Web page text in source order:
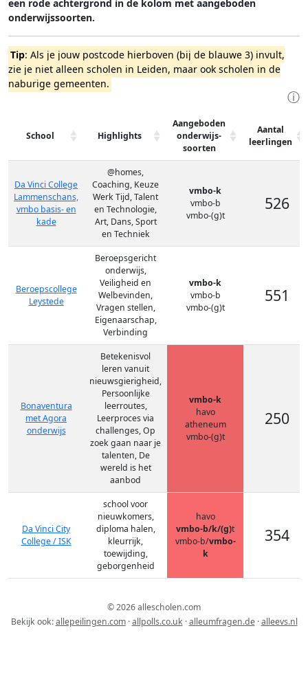
een rode achtergrond in de kolom met aangeboden
onderwijssoorten.
Tip: Als je jouw postcode hierboven (bij de blauwe 3) invult,
zie je niet alleen scholen in Leiden, maar ook scholen in de
naburige gemeenten.
ⓘ
School Highlights
Aangeboden
onderwijs-
soorten
Aantal
leerlingen
Da Vinci College
Lammenschans,
vmbo basis- en
kade
@homes,
Coaching, Keuze
Werk Tijd, Talent
en Technologie,
Art, Dans, Sport
en Techniek
vmbo-k
vmbo-b
vmbo-(g)t
526
Beroepscollege
Leystede
Beroepsgericht
onderwijs,
Veiligheid en
Welbevinden,
Vragen stellen,
Eigenaarschap,
Verbinding
vmbo-k
vmbo-b
vmbo-(g)t
551
Bonaventura
met Agora
onderwijs
Betekenisvol
leren vanuit
nieuwsgierigheid,
Persoonlijke
leerroutes,
Leerproces via
challenges, Op
zoek gaan naar je
talenten, De
wereld is het
aanbod
vmbo-k
havo
atheneum
vmbo-(g)t
250
Da Vinci City
College / ISK
school voor
nieuwkomers,
diploma halen,
kleurrijk,
toewijding,
geborgenheid
havo
vmbo-b/k/(g)t
vmbo-b/vmbo-
k
354
© 2026 allescholen.com
Bekijk ook:allepeilingen.com·allpolls.co.uk ·alleumfragen.de·alleevs.nl